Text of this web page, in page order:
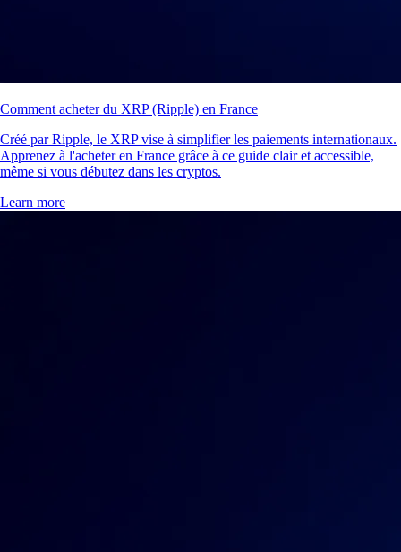
Comment acheter du XRP (Ripple) en France
Créé par Ripple, le XRP vise à simplifier les paiements internationaux.
Apprenez à l'acheter en France grâce à ce guide clair et accessible,
même si vous débutez dans les cryptos.
Learn more